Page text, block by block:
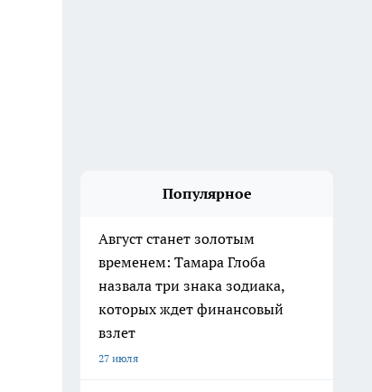
Популярное
Август станет золотым
временем: Тамара Глоба
назвала три знака зодиака,
которых ждет финансовый
взлет
27 июля